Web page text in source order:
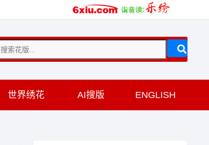
世界绣花 AI搜版 ENGLISH